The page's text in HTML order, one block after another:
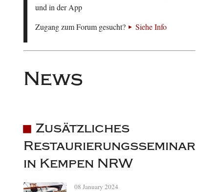
und in der App
Zugang zum Forum gesucht?
Siehe Info
News
Zusätzliches
Restaurierungsseminar
in Kempen NRW
08 January 2024